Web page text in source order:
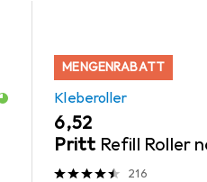
MENGENRABATT
Kleberoller
EUR
6,52
Pritt Refill Roller
216